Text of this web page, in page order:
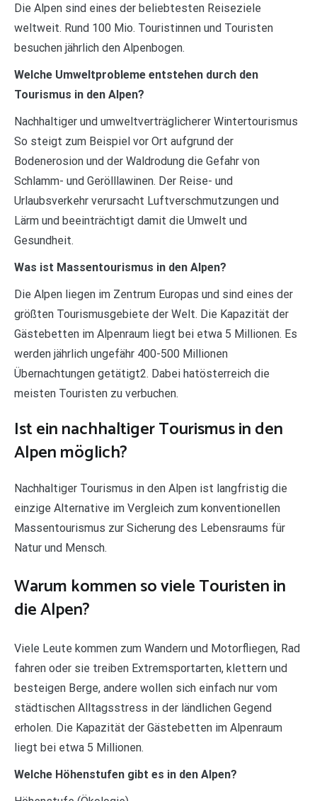
Die Alpen sind eines der beliebtesten Reiseziele
weltweit. Rund 100 Mio. Touristinnen und Touristen
besuchen jährlich den Alpenbogen.
Welche Umweltprobleme entstehen durch den
Tourismus in den Alpen?
Nachhaltiger und umweltverträglicherer Wintertourismus
So steigt zum Beispiel vor Ort aufgrund der
Bodenerosion und der Waldrodung die Gefahr von
Schlamm- und Gerölllawinen. Der Reise- und
Urlaubsverkehr verursacht Luftverschmutzungen und
Lärm und beeinträchtigt damit die Umwelt und
Gesundheit.
Was ist Massentourismus in den Alpen?
Die Alpen liegen im Zentrum Europas und sind eines der
größten Tourismusgebiete der Welt. Die Kapazität der
Gästebetten im Alpenraum liegt bei etwa 5 Millionen. Es
werden jährlich ungefähr 400-500 Millionen
Übernachtungen getätigt2. Dabei hatösterreich die
meisten Touristen zu verbuchen.
Ist ein nachhaltiger Tourismus in den
Alpen möglich?
Nachhaltiger Tourismus in den Alpen ist langfristig die
einzige Alternative im Vergleich zum konventionellen
Massentourismus zur Sicherung des Lebensraums für
Natur und Mensch.
Warum kommen so viele Touristen in
die Alpen?
Viele Leute kommen zum Wandern und Motorfliegen, Rad
fahren oder sie treiben Extremsportarten, klettern und
besteigen Berge, andere wollen sich einfach nur vom
städtischen Alltagsstress in der ländlichen Gegend
erholen. Die Kapazität der Gästebetten im Alpenraum
liegt bei etwa 5 Millionen.
Welche Höhenstufen gibt es in den Alpen?